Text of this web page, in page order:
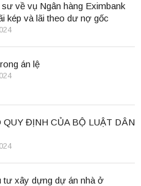
về vụ Ngân hàng Eximbank
kép và lãi theo dư nợ gốc
án lệ
QUY ĐỊNH CỦA BỘ LUẬT DÂN
tư xây dựng dự án nhà ở